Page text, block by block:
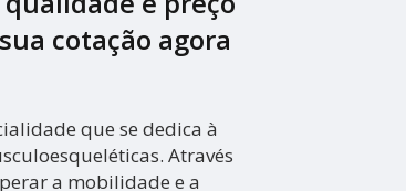
cotação agora
que se dedica à
Através
a mobilidade e a